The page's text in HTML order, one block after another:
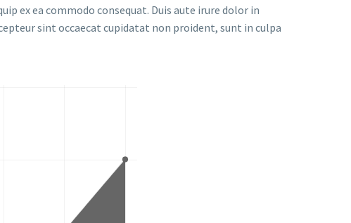
ex ea commodo consequat. Duis aute irure dolor in
sint occaecat cupidatat non proident, sunt in culpa